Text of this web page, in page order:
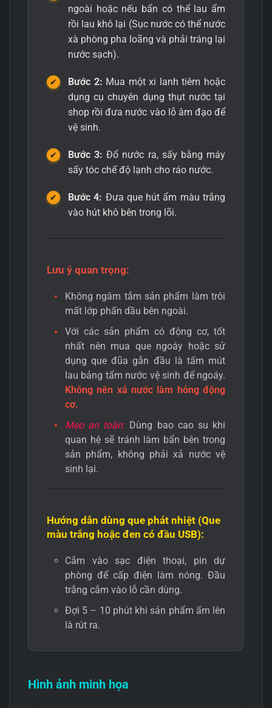
ngoài hoặc nếu bẩn có thể lau ẩm
rồi lau khô lại (Sục nước có thể nước
xà phòng pha loãng và phải tráng lại
nước sạch).
Bước 2: Mua một xi lanh tiêm hoặc
dụng cụ chuyên dụng thụt nước tại
shop rồi đưa nước vào lỗ âm đạo để
vệ sinh.
Bước 3: Đổ nước ra, sấy bằng máy
sấy tóc chế độ lạnh cho ráo nước.
Bước 4: Đưa que hút ẩm màu trắng
vào hút khô bên trong lõi.
Lưu ý quan trọng:
Không ngâm tắm sản phẩm làm trôi
mất lớp phấn dầu bên ngoài.
Với các sản phẩm có động cơ, tốt
nhất nên mua que ngoáy hoặc sử
dụng que đũa gắn đầu là tấm mút
lau bảng tẩm nước vệ sinh để ngoáy.
Không nên xả nước làm hỏng động
cơ.
Mẹo an toàn:Dùng bao cao su khi
quan hệ sẽ tránh làm bẩn bên trong
sản phẩm, không phải xả nước vệ
sinh lại.
Hướng dẫn dùng que phát nhiệt (Que
màu trắng hoặc đen có đầu USB):
Cắm vào sạc điện thoại, pin dự
phòng để cấp điện làm nóng. Đầu
trắng cắm vào lỗ cần dùng.
Đợi 5 – 10 phút khi sản phẩm ấm lên
là rút ra.
Hình ảnh minh họa